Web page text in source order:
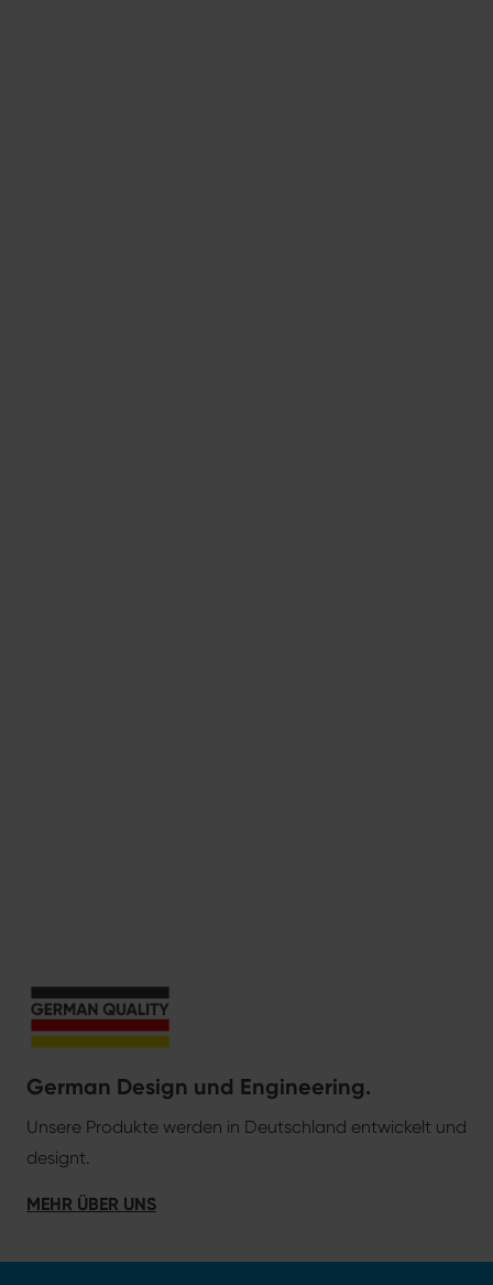
German Design und Engineering.
Unsere Produkte werden in Deutschland entwickelt und
designt.
MEHR ÜBER UNS